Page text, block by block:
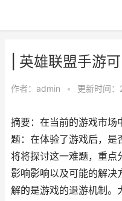
| 英雄联盟手游
作者： admin • 更新时间
摘要：在当前的游戏市场
题：在体验了游戏后，是
将将探讨这一难题，重点
影响影响以及可能的解决
解的是游戏的退游机制。